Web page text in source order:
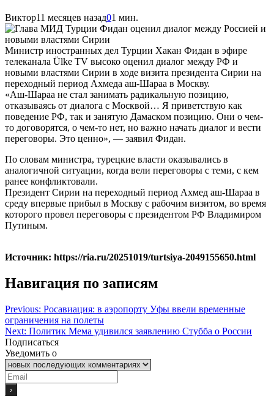
Виктор11 месяцев назад01 мин.
Министр иностранных дел Турции Хакан Фидан в эфире
телеканала Ülke TV высоко оценил диалог между РФ и
новыми властями Сирии в ходе визита президента Сирии на
переходный период Ахмеда аш-Шараа в Москву.
«Аш-Шараа не стал занимать радикальную позицию,
отказываясь от диалога с Москвой… Я приветствую как
поведение РФ, так и занятую Дамаском позицию. Они о чем-
то договорятся, о чем-то нет, но важно начать диалог и вести
переговоры. Это ценно», — заявил Фидан.
По словам министра, турецкие власти оказывались в
аналогичной ситуации, когда вели переговоры с теми, с кем
ранее конфликтовали.
Президент Сирии на переходный период Ахмед аш-Шараа в
среду впервые прибыл в Москву с рабочим визитом, во время
которого провел переговоры с президентом РФ Владимиром
Путиным.
Источник: https://ria.ru/20251019/turtsiya-2049155650.html
Навигация по записям
Previous: Росавиация: в аэропорту Уфы ввели временные
ограничения на полеты
Next: Политик Мема удивился заявлению Стубба о России
Подписаться
Уведомить о